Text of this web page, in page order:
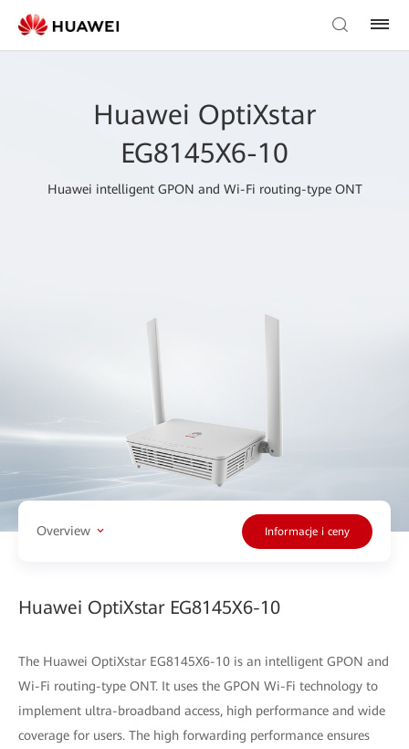
Huawei OptiXstar
EG8145X6-10
Huawei intelligent GPON and Wi-Fi routing-type ONT
Overview Informacje i ceny
Huawei OptiXstar EG8145X6-10
The Huawei OptiXstar EG8145X6-10 is an intelligent GPON and
Wi-Fi routing-type ONT. It uses the GPON Wi-Fi technology to
implement ultra-broadband access, high performance and wide
coverage for users. The high forwarding performance ensures